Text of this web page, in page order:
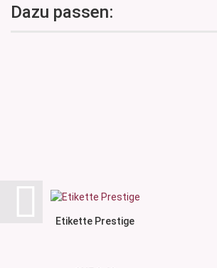
Dazu passen:
Etikette Prestige